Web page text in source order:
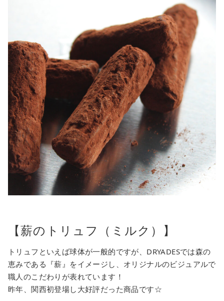
【薪のトリュフ（ミルク）】
トリュフといえば球体が一般的ですが、DRYADESでは森の
恵みである『薪』をイメージし、オリジナルのビジュアルで
職人のこだわりが表れています！
昨年、関西初登場し大好評だった商品です☆